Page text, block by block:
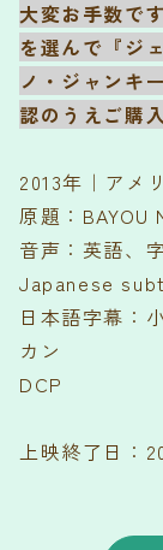
大変お手数で
を選んで『ジ
ノ・ジャンキ
認のうえご購
2013年｜アメ
原題：BAYOU
音声：英語、
Japanese
日本語字幕：
カン
DCP
上映終了日：